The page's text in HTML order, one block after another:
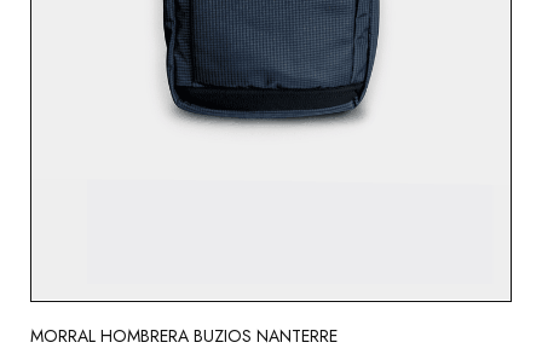
MORRAL HOMBRERA BUZIOS NANTERRE